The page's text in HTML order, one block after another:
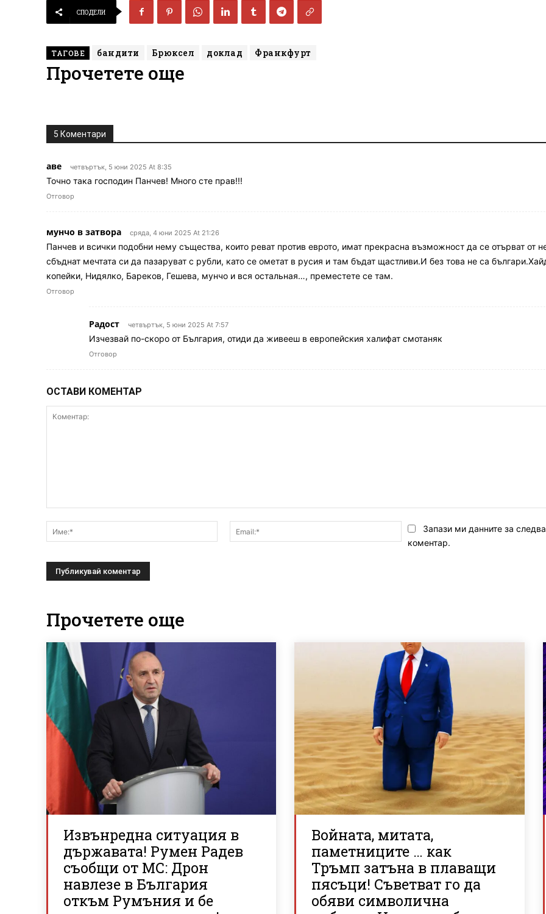
СПОДЕЛИ
ТАГОВЕ бандити Брюксел доклад Франкфурт
Прочетете още
5 Коментари
аве четвъртък, 5 юни 2025 At 8:35
Точно така господин Панчев! Мнoго сте прав!!!
Отговор
мунчо в затвора сряда, 4 юни 2025 At 21:26
Панчев и всички подобни нему същества, които реват против еврото, имат прекрасна възможност да се отърват от
сбъднат мечтата си да пазаруват с рубли, като се ометат в русия и там бъдат щастливи.И без това не са
копейки, Нидялко, Бареков, Гешева, мунчо и вся остальная…, преместете се там.
Отговор
Радост четвъртък, 5 юни 2025 At 7:57
Изчезвай по-скоро от България, отиди да живееш в европейския халифат смотаняк
Отговор
ОСТАВИ КОМЕНТАР
Име:*
Email:*Запази ми данните за
коментар.
Прочетете още
Извънредна ситуация в
държавата! Румен Радев
съобщи от МС: Дрон
навлезе в България
откъм Румъния и бе
Войната, митата,
паметниците … как
Тръмп затъна в плаващи
пясъци! Съветват го да
обяви символична